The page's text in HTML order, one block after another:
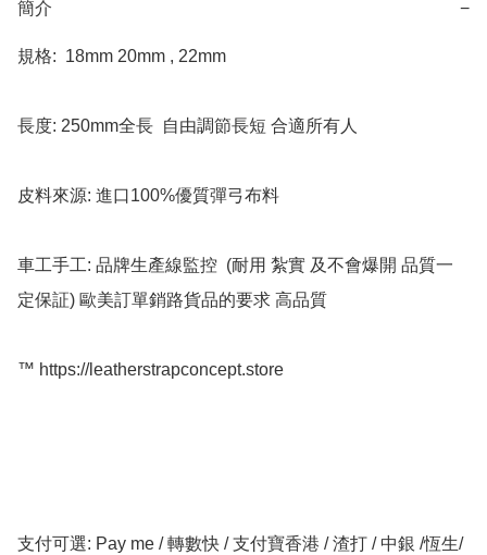
簡介 −
規格:  18mm 20mm , 22mm
長度: 250mm全長  自由調節長短 合適所有人
皮料來源: 進口100%優質彈弓布料
車工手工: 品牌生產線監控  (耐用 紮實 及不會爆開 品質一
定保証) 歐美訂單銷路貨品的要求 高品質
™️ https://leatherstrapconcept.store
支付可選: Pay me / 轉數快 / 支付寶香港 / 渣打 / 中銀 /恆生/